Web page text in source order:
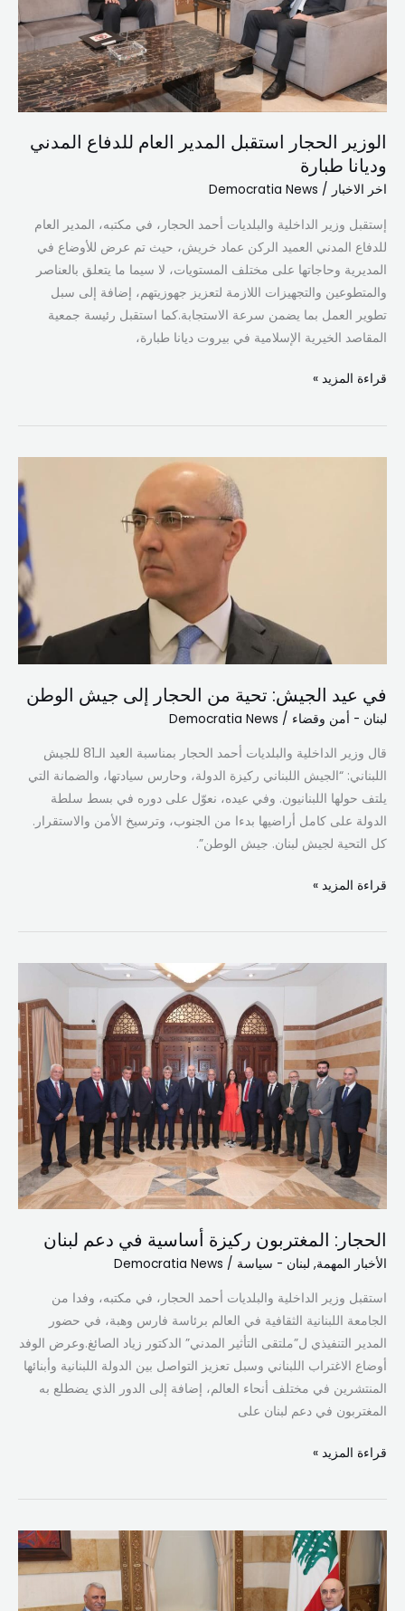
الوزير الحجار استقبل المدير العام للدفاع المدني
وديانا طبارة
اخر الاخبار /
Democratia News
إستقبل وزير الداخلية والبلديات أحمد الحجار، في مكتبه، المدير العام
للدفاع المدني العميد الركن عماد خريش، حيث تم عرض للأوضاع في
المديرية وحاجاتها على مختلف المستويات، لا سيما ما يتعلق بالعناصر
والمتطوعين والتجهيزات اللازمة لتعزيز جهوزيتهم، إضافة إلى سبل
تطوير العمل بما يضمن سرعة الاستجابة.كما استقبل رئيسة جمعية
المقاصد الخيرية الإسلامية في بيروت ديانا طبارة،
العام
وديانا
طبارة
قراءة المزيد »
في عيد الجيش: تحية من الحجار إلى جيش الوطن
لبنان - أمن وقضاء /
Democratia News
قال وزير الداخلية والبلديات أحمد الحجار بمناسبة العيد الـ81 للجيش
اللبناني: “الجيش اللبناني ركيزة الدولة، وحارس سيادتها، والضمانة التي
يلتف حولها اللبنانيون. وفي عيده، نعوّل على دوره في بسط سلطة
الدولة على كامل أراضيها بدءا من الجنوب، وترسيخ الأمن والاستقرار.
كل التحية لجيش لبنان. جيش الوطن”.
قراءة المزيد »
الحجار: المغتربون ركيزة أساسية في دعم لبنان
الأخبار المهمة, لبنان - سياسة /
Democratia News
استقبل وزير الداخلية والبلديات أحمد الحجار، في مكتبه، وفدا من
الجامعة اللبنانية الثقافية في العالم برئاسة فارس وهبة، في حضور
المدير التنفيذي ل”ملتقى التأثير المدني” الدكتور زياد الصائغ.وعرض الوفد
أوضاع الاغتراب اللبناني وسبل تعزيز التواصل بين الدولة اللبنانية وأبنائها
المنتشرين في مختلف أنحاء العالم، إضافة إلى الدور الذي يضطلع به
المغتربون في دعم لبنان على
المغتربون
ركيزة
أساسية
في
دعم
لبنان
قراءة المزيد »
الحجار
اطّلع
من